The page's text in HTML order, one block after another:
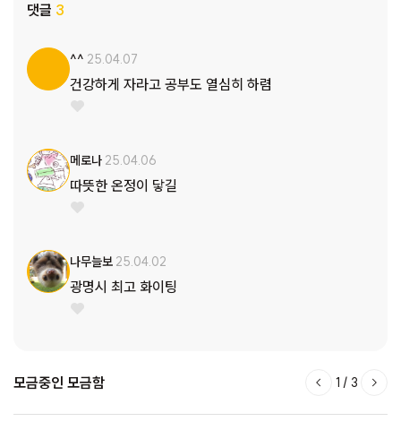
명) / (저소득가정, 4인 가구)]:
장하기를 바라는 마음에서 신청합니다. 이렇게 도움받았던 기
억이 나중에 어려움이 있는 곳에도 눈길을 줄 수 있는 희망을
전하는 아이로 성장했으면 하는 마음에 신청합니다."
어, 저도 맞벌이로 일하다가 최근에 그만두며 실업급여로 생활
중입니다. 어려운 와중에 지출을 많이 줄이게 되었는데 학용품
은 얻어쓰기만 했지 살 엄두도 못 냈고 식비도 최소한으로 아껴
쓰고 있는지라, 든든한 첫걸음 키트가 아이와 가정에 많은 도움
물해 주세요. 이번 모금을 통해 경제적 어려움을 겪는 80명의
청소년에게 새 학기 준비에 꼭 필요한 학용품과 식료품 키트(1
인당 30만 원 상당)를 지원하려 합니다. * 학용품 – 새 학기를
못하면, 수업에 참여하는 것 자체가 부담이 될 수 있습니다. -
문구 세트: 연필, 지우개, 공책 등 기본적인 학습 도구를 제공합
니다. - 텀블러: 건강한 학교생활을 위해 깨끗한 물을 언제든
댓글 3
^^ 25.04.07
건강하게 자라고 공부도 열심히 하렴
메로나 25.04.06
따뜻한 온정이 닿길
나무늘보 25.04.02
광명시 최고 화이팅
모금중인 모금함 1 / 3